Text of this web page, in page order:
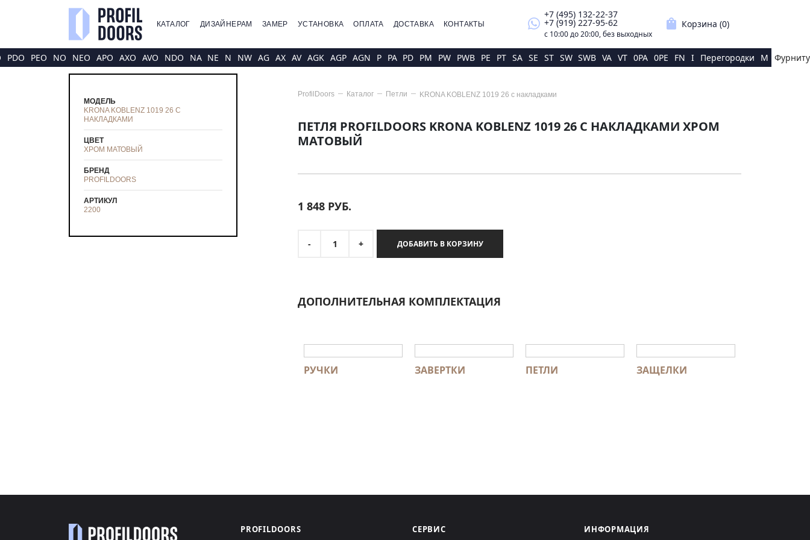
КАТАЛОГ ДИЗАЙНЕРАМ ЗАМЕР УСТАНОВКА ОПЛАТА ДОСТАВКА КОНТАКТЫ whatsapp
+7 (495) 132-22-37
+7 (919) 227-95-62
с 10:00 до 20:00, без выходных
shopping_bag Корзина (0)
PDO PEO NO NEO APO AXO AVO NDO NA NE N NW AG AX AV AGK AGP AGN P PA PD PM PW PWB PE PT SA SE ST SW SWB VA VT 0PA 0PE FN I Перегородки M
МОДЕЛЬ
KRONA KOBLENZ 1019 26 С
НАКЛАДКАМИ
ЦВЕТ
ХРОМ МАТОВЫЙ
БРЕНД
PROFILDOORS
АРТИКУЛ
2200
ProfilDoors Каталог Петли KRONA KOBLENZ 1019 26 с накладками
ПЕТЛЯ PROFILDOORS KRONA KOBLENZ 1019 26 С НАКЛАДКАМИ ХРОМ
МАТОВЫЙ
1 848 РУБ.
- 1 + ДОБАВИТЬ В КОРЗИНУ
ДОПОЛНИТЕЛЬНАЯ КОМПЛЕКТАЦИЯ
РУЧКИ ЗАВЕРТКИ ПЕТЛИ ЗАЩЕЛКИ
PROFILDOORS СЕРВИС ИНФОРМАЦИЯ